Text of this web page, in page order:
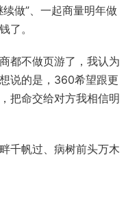
做”、一起商量明年做
了。
都不做页游了，我认为
说的是，360希望跟更
把命交给对方我相信明
千帆过、病树前头万木